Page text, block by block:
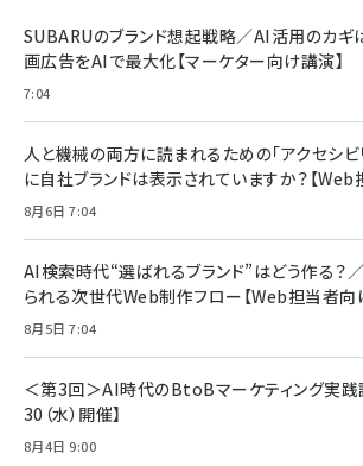
￥1,100
年後半、あなたの恋と運命／
￥880
組織の成果を最大化する ルー
すい ガイド枠付き い
2枚セット DSP25F1698
￥1,599
【New】Amazon Fire TV
レイヤー
￥6,980
Anker Soundcore P31i
全ワイヤレスイヤホン/アクテ
ング/マルチポイント接続 / 最
技術基準適合】ブラック
￥5,990
Anker PowerLine III Flow
ケーブル Anker絡まないケー
ド付き USB PD対応 シリコン
￥5,000
ケーブル Anker絡まないケー
17 / 16 / 15 / Galaxy iPad
Pro/Air 各種対応 (1.8m ミッ
￥1,890
キャンペーン】
￥4,857
SUBARUのブランド想起戦略／AI活用のカギは
画広告をAIで最大化【マーケター向け講演】
7:04
人と機械の両方に読まれるための「アクセシビ
に自社ブランドは表示されていますか？【Web
8月6日 7:04
AI検索時代“選ばれるブランド”はどう作る？
られる次世代Web制作フロー【Web担当者向
8月5日 7:04
＜第3回＞AI時代のBtoBマーケティング実践講
30（水）開催】
8月4日 9:00